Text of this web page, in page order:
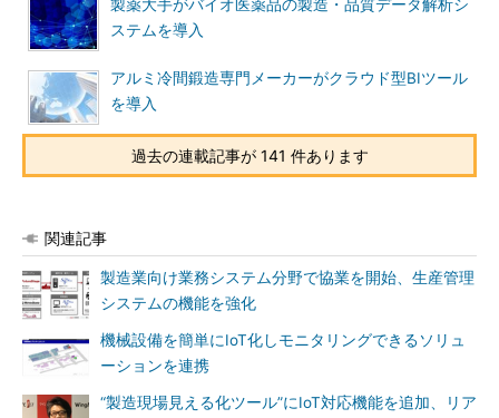
製薬大手がバイオ医薬品の製造・品質データ解析シ
ステムを導入
アルミ冷間鍛造専門メーカーがクラウド型BIツール
を導入
過去の連載記事が 141 件あります
関連記事
製造業向け業務システム分野で協業を開始、生産管理
システムの機能を強化
機械設備を簡単にIoT化しモニタリングできるソリュ
ーションを連携
“製造現場見える化ツール”にIoT対応機能を追加、リア